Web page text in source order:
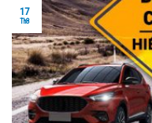
17
Th8